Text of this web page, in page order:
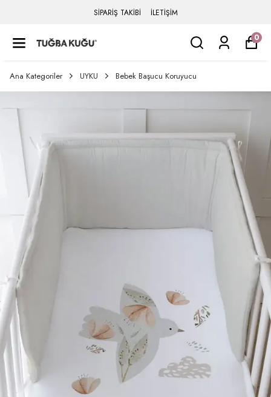
SİPARİŞ TAKİBİ İLETİŞİM
0
Ana Kategoriler UYKU Bebek Başucu Koruyucu